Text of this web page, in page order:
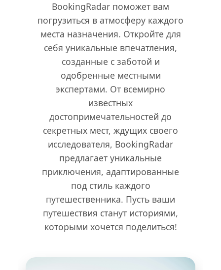
BookingRadar поможет вам
погрузиться в атмосферу каждого
места назначения. Откройте для
себя уникальные впечатления,
созданные с заботой и
одобренные местными
экспертами. От всемирно
известных
достопримечательностей до
секретных мест, ждущих своего
исследователя, BookingRadar
предлагает уникальные
приключения, адаптированные
под стиль каждого
путешественника. Пусть ваши
путешествия станут историями,
которыми хочется поделиться!